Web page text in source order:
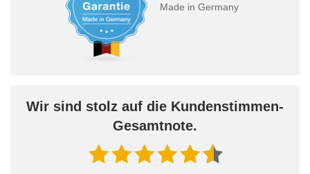
Made in Germany
Wir sind stolz auf die Kundenstimmen-
Gesamtnote.